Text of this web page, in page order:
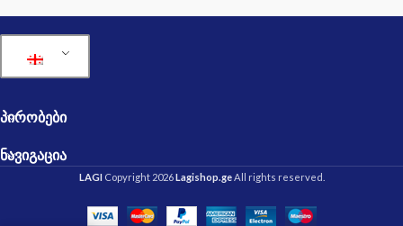
ᲞᲘᲠᲝᲑᲔᲑᲘ
ᲜᲐᲕᲘᲒᲐᲪᲘᲐ
LAGI Copyright 2026Lagishop.geAll rights reserved.